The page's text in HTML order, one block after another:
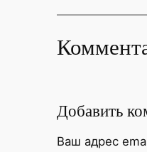
Добавить
Ваш адрес